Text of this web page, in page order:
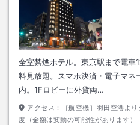
全室禁煙ホテル。東京駅まで電車
料見放題。スマホ決済・電子マネ
内。1Fロビーに外貨両…
アクセス：
［航空機］羽田空港よ
度（金額は変動の可能性があります）